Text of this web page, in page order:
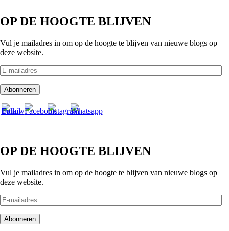
OP DE HOOGTE BLIJVEN
Vul je mailadres in om op de hoogte te blijven van nieuwe blogs op
deze website.
E-
mailadres
Abonneren
OP DE HOOGTE BLIJVEN
Vul je mailadres in om op de hoogte te blijven van nieuwe blogs op
deze website.
E-
mailadres
Abonneren